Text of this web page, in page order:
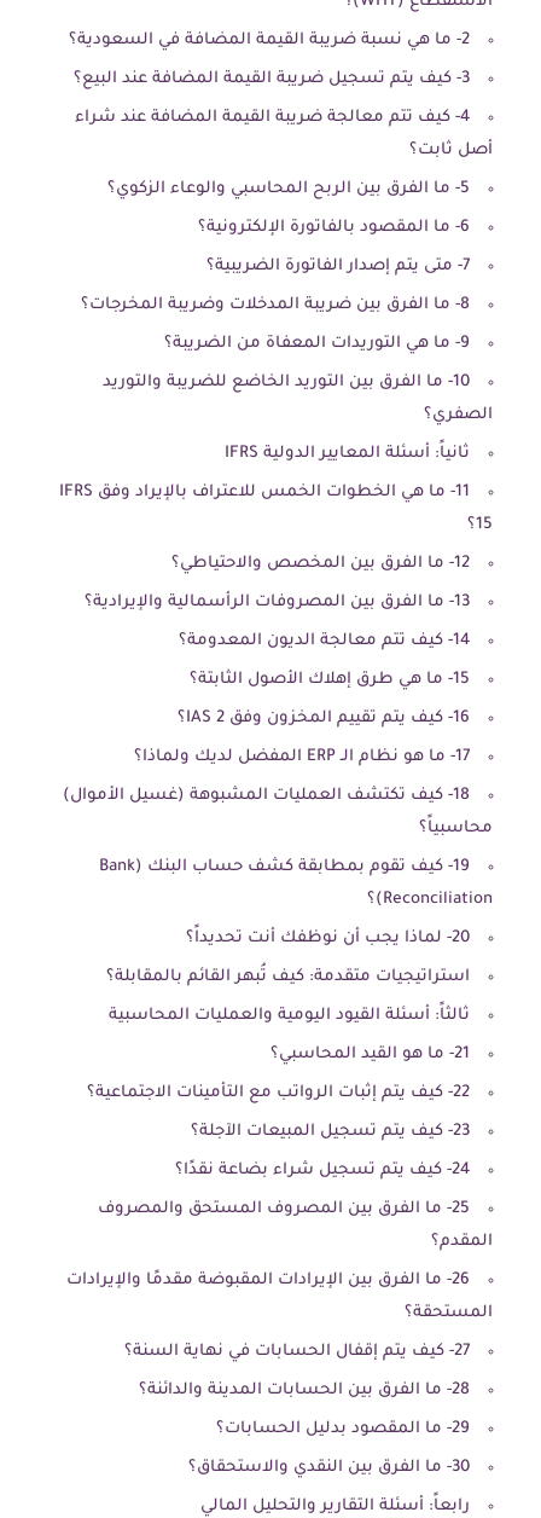
2- ما هي نسبة ضريبة القيمة المضافة في السعودية؟
3- كيف يتم تسجيل ضريبة القيمة المضافة عند البيع؟
4- كيف تتم معالجة ضريبة القيمة المضافة عند شراء
أصل ثابت؟
5- ما الفرق بين الربح المحاسبي والوعاء الزكوي؟
6- ما المقصود بالفاتورة الإلكترونية؟
7- متى يتم إصدار الفاتورة الضريبية؟
8- ما الفرق بين ضريبة المدخلات وضريبة المخرجات؟
9- ما هي التوريدات المعفاة من الضريبة؟
10- ما الفرق بين التوريد الخاضع للضريبة والتوريد
الصفري؟
ثانياً: أسئلة المعايير الدولية IFRS
11- ما هي الخطوات الخمس للاعتراف بالإيراد وفق IFRS
15؟
12- ما الفرق بين المخصص والاحتياطي؟
13- ما الفرق بين المصروفات الرأسمالية والإيرادية؟
14- كيف تتم معالجة الديون المعدومة؟
15- ما هي طرق إهلاك الأصول الثابتة؟
16- كيف يتم تقييم المخزون وفق IAS 2؟
17- ما هو نظام الـ ERP المفضل لديك ولماذا؟
18- كيف تكتشف العمليات المشبوهة (غسيل الأموال)
محاسبياً؟
19- كيف تقوم بمطابقة كشف حساب البنك (Bank
Reconciliation)؟
20- لماذا يجب أن نوظفك أنت تحديداً؟
استراتيجيات متقدمة: كيف تُبهر القائم بالمقابلة؟
ثالثاً: أسئلة القيود اليومية والعمليات المحاسبية
21- ما هو القيد المحاسبي؟
22- كيف يتم إثبات الرواتب مع التأمينات الاجتماعية؟
23- كيف يتم تسجيل المبيعات الآجلة؟
24- كيف يتم تسجيل شراء بضاعة نقدًا؟
25- ما الفرق بين المصروف المستحق والمصروف
المقدم؟
26- ما الفرق بين الإيرادات المقبوضة مقدمًا والإيرادات
المستحقة؟
27- كيف يتم إقفال الحسابات في نهاية السنة؟
28- ما الفرق بين الحسابات المدينة والدائنة؟
29- ما المقصود بدليل الحسابات؟
30- ما الفرق بين النقدي والاستحقاق؟
رابعاً: أسئلة التقارير والتحليل المالي